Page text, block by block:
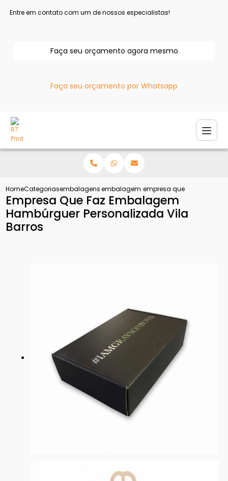
Entre em contato com um de nossos especialistas!
Faça seu orçamento agora mesmo
Faça seu orçamento por Whatsapp
HomeCategoriasembalagens personalizadas
embalagem para chocolate
empresa que faz
Empresa Que Faz Embalagem
Hambúrguer Personalizada Vila
Barros